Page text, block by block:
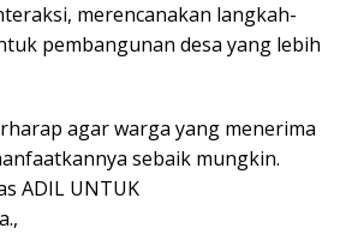
merencanakan langkah-
pembangunan desa yang lebih
agar warga yang menerima
sebaik mungkin.
ADIL UNTUK